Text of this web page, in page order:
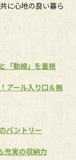
に心地の良い暮ら
「動線」を重視
アール入り口＆無
パントリー
充実の収納力